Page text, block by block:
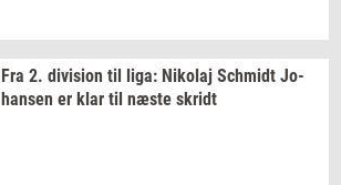
Fra 2. di­vi­sion til liga: Ni­ko­laj Sch­midt Jo­
han­sen er klar til næste skridt